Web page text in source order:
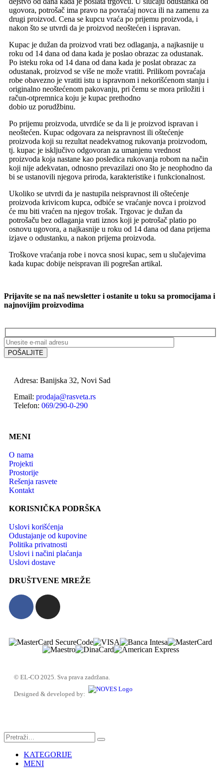
ugovora, potrošač ima pravo na povraćaj novca ili na zamenu za
drugi proizvod. Cena se kupcu vraća po prijemu proizvoda, i
nakon što se utvrdi da je proizvod neoštećen i ispravan.
Kupac je dužan da proizvod vrati bez odlaganja, a najkasnije u
roku od 14 dana od dana kada je poslao obrazac za odustanak.
Po isteku roka od 14 dana od dana kada je poslat obrazac za
odustanak, proizvod se više ne može vratiti. Prilikom povraćaja
robe obavezno je vratiti istu u ispravnom i nekorišćenom stanju i
originalno neoštećenom pakovanju, pri čemu se mora priložiti i
račun-otpremnica koju je kupac prethodno
dobio uz porudžbinu.
Po prijemu proizvoda, utvrdiće se da li je proizvod ispravan i
neoštećen. Kupac odgovara za neispravnost ili oštećenje
proizvoda koji su rezultat neadekvatnog rukovanja proizvodom,
tj. kupac je isključivo odgovoran za umanjenu vrednost
proizvoda koja nastane kao posledica rukovanja robom na način
koji nije adekvatan, odnosno prevazilazi ono što je neophodno da
bi se ustanovili njegova priroda, karakteristike i funkcionalnost.
Ukoliko se utvrdi da je nastupila neispravnost ili oštećenje
proizvoda krivicom kupca, odbiće se vraćanje novca i proizvod
će mu biti vraćen na njegov trošak. Trgovac je dužan da
potrošaču bez odlaganja vrati iznos koji je potrošač platio po
osnovu ugovora, a najkasnije u roku od 14 dana od dana prijema
izjave o odustanku, a nakon prijema proizvoda.
Troškove vraćanja robe i novca snosi kupac, sem u slučajevima
kada kupac dobije neispravan ili pogrešan artikal.
Prijavite se na naš newsletter i ostanite u toku sa promocijama i
najnovijim proizvodima
Adresa: Banijska 32, Novi Sad
Email: prodaja@rasveta.rs
Telefon: 069/290-0-290
MENI
O nama
Projekti
Prostorije
Rešenja rasvete
Kontakt
KORISNIČKA PODRŠKA
Uslovi korišćenja
Odustajanje od kupovine
Politika privatnosti
Uslovi i načini plaćanja
Uslovi dostave
DRUŠTVENE MREŽE
© EL-CO 2025. Sva prava zadržana.
Designed & developed by:
KATEGORIJE
MENI